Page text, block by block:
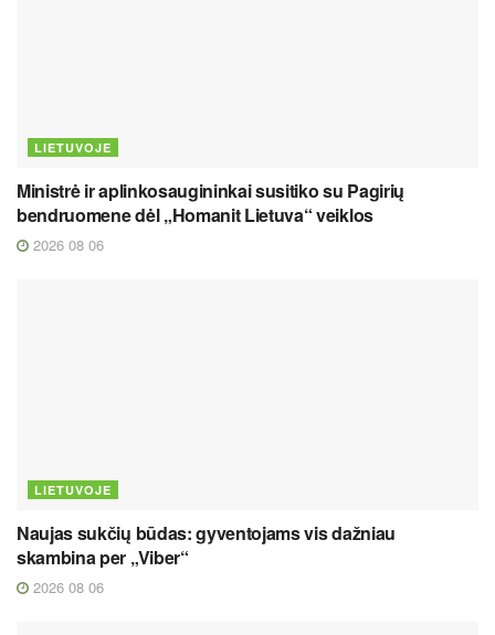
LIETUVOJE
Ministrė ir aplinkosaugininkai susitiko su Pagirių
bendruomene dėl „Homanit Lietuva“ veiklos
2026 08 06
LIETUVOJE
Naujas sukčių būdas: gyventojams vis dažniau
skambina per „Viber“
2026 08 06